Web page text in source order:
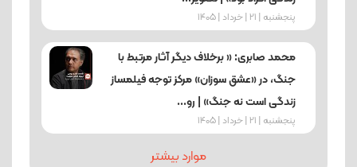
پنجشنبه | 21 | خرداد | 1405
محمد صابری: « برخلاف دیگر آثار مرتبط با
جنگ، در «عشق سوزان» مرکز توجه فیلمساز
زندگی است نه جنگ» | رو...
پنجشنبه | 21 | خرداد | 1405
موارد بیشتر